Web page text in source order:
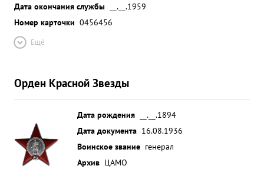
Дата окончания службы
__.__.1959
Номер карточки 0456456
Ещё
Орден Красной Звезды
Дата рождения
__.__.1894
Дата документа 16.08.1936
Воинское звание генерал
Архив ЦАМО